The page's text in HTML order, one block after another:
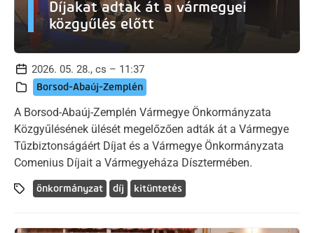
Díjakat adtak át a vármegyei
közgyűlés előtt
2026. 05. 28., cs – 11:37
Borsod-Abaúj-Zemplén
A Borsod-Abaúj-Zemplén Vármegye Önkormányzata
Közgyűlésének ülését megelőzően adták át a Vármegye
Tűzbiztonságáért Díjat és a Vármegye Önkormányzata
Comenius Díjait a Vármegyeháza Dísztermében.
önkormányzat díj kitüntetés